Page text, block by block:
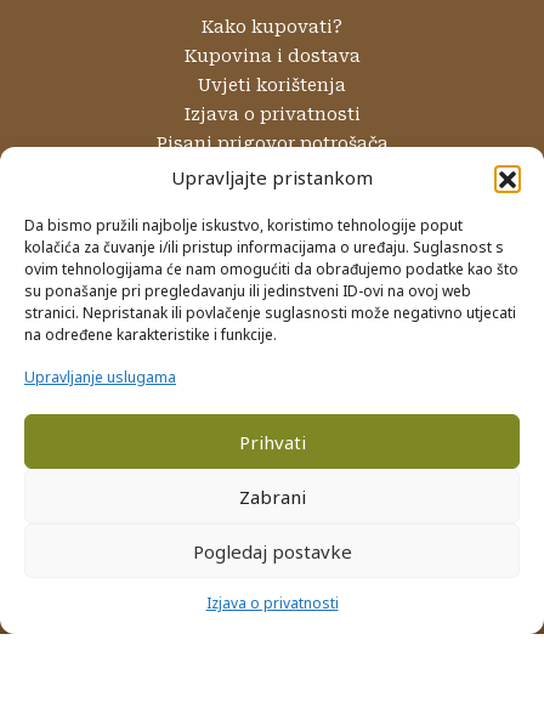
Upravljajte pristankom
Da bismo pružili najbolje iskustvo, koristimo tehnologije poput
kolačića za čuvanje i/ili pristup informacijama o uređaju. Suglasnost s
ovim tehnologijama će nam omogućiti da obrađujemo podatke kao što
su ponašanje pri pregledavanju ili jedinstveni ID-ovi na ovoj web
stranici. Nepristanak ili povlačenje suglasnosti može negativno utjecati
na određene karakteristike i funkcije.
Upravljanje uslugama
Prihvati
Zabrani
Pogledaj postavke
Izjava o privatnosti
Kako kupovati?
Kupovina i dostava
Uvjeti korištenja
Izjava o privatnosti
Pisani prigovor potrošača
Reklamacije i povrati
NAČINI PLAĆANJA
Gotovinom prilikom preuzimanja
Internet bankarstvom
PRIJAVA NA NEWSLETTER
Facebook
Instagram
YouTube